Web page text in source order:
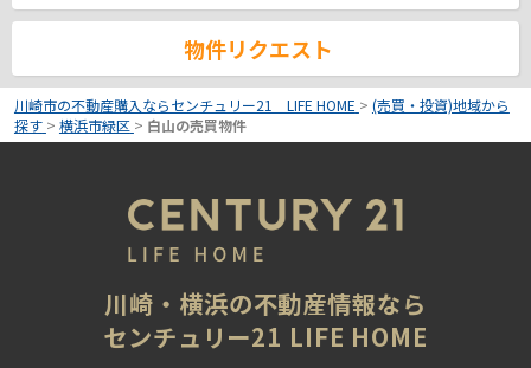
物件リクエスト
川崎市の不動産購入ならセンチュリー21 LIFE HOME > (売買・投資)地域から
探す > 横浜市緑区 > 白山の売買物件
川崎・横浜の不動産情報なら
センチュリー21 LIFE HOME